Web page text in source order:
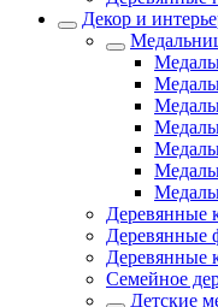
Декор и
Деревянные
Деревянные
Деревянные
Семейное
Детские